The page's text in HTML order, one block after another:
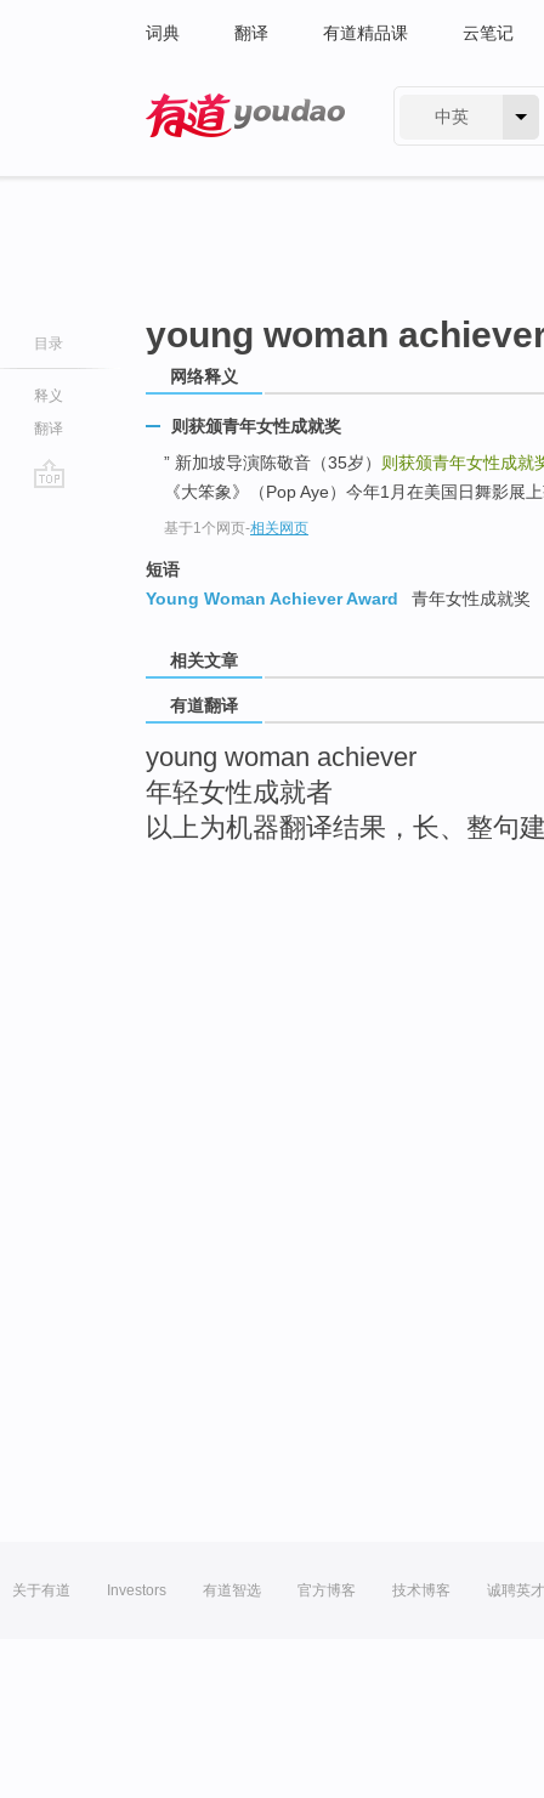
词典 翻译 有道精品课 云笔记
中英
目录
释义
翻译
young woman
网络释义
则获颁青年女性成就奖
” 新加坡导演陈敬音（35岁） 则获颁青年女性成就
《大笨象》（Pop Aye）今年1月在美国日舞影展
基于1个网页-相关网页
短语
Young Woman Achiever Award
青年女性成就奖
相关文章
有道翻译
young woman achiever
年轻女性成就者
以上为机器翻译结果，长、整句
关于有道 Investors 有道智选 官方博客 技术博客 诚聘英才